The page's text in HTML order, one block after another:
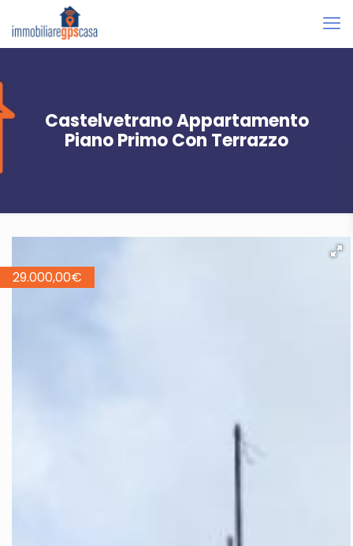
Castelvetrano Appartamento
Piano Primo Con Terrazzo
29.000,00€